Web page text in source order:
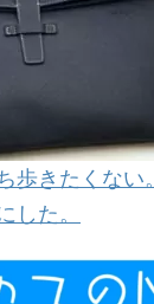
歩きたくない
した。